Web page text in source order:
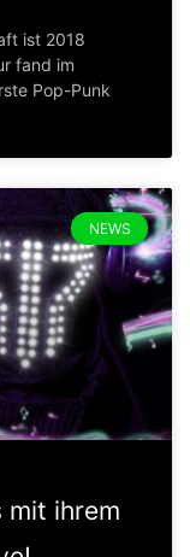
ist 2018
fand im
Pop-Punk
NEWS
mit ihrem